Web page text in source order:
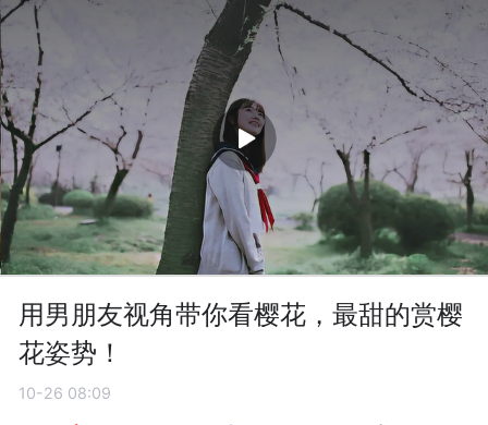
用男朋友视角带你看樱花，最甜的赏樱
花姿势！
10-26 08:09